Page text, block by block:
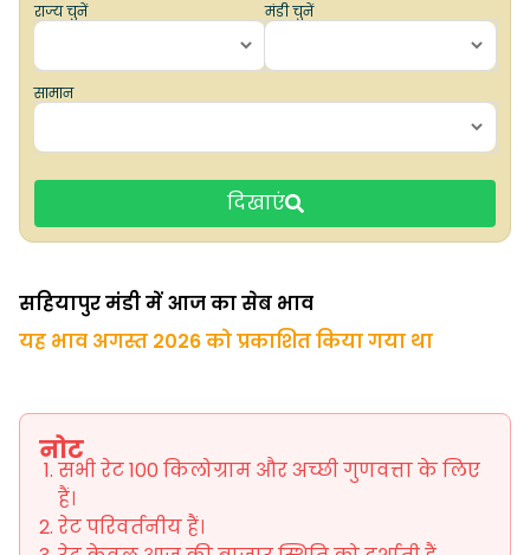
राज्य चुनें मंडी चुनें
सामान
दिखाएं
सहियापुर मंडी में आज का सेब भाव
यह भाव अगस्त 2026 को प्रकाशित किया गया था
नोट
सभी रेट 100 किलोग्राम और अच्छी गुणवत्ता के लिए
हैं।
रेट परिवर्तनीय हैं।